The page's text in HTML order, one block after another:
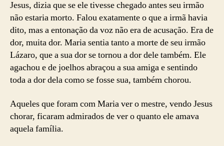
Jesus, dizia que se ele tivesse chegado antes seu irmão
não estaria morto. Falou exatamente o que a irmã havia
dito, mas a entonação da voz não era de acusação. Era de
dor, muita dor. Maria sentia tanto a morte de seu irmão
Lázaro, que a sua dor se tornou a dor dele também. Ele
agachou e de joelhos abraçou a sua amiga e sentindo
toda a dor dela como se fosse sua, também chorou.
Aqueles que foram com Maria ver o mestre, vendo Jesus
chorar, ficaram admirados de ver o quanto ele amava
aquela família.